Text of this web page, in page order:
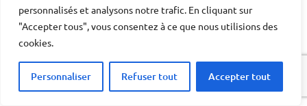
personnalisés et analysons notre trafic. En cliquant sur
"Accepter tous", vous consentez à ce que nous utilisions des
cookies.
Personnaliser Refuser tout Accepter tout